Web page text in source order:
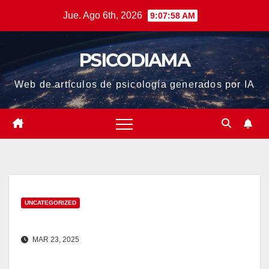
Jue. Ago 6th, 2026 9:07:58 AM
PSICODIAMA
Web de artículos de psicología generados por IA
UNCATEGORIZED
MAR 23, 2025